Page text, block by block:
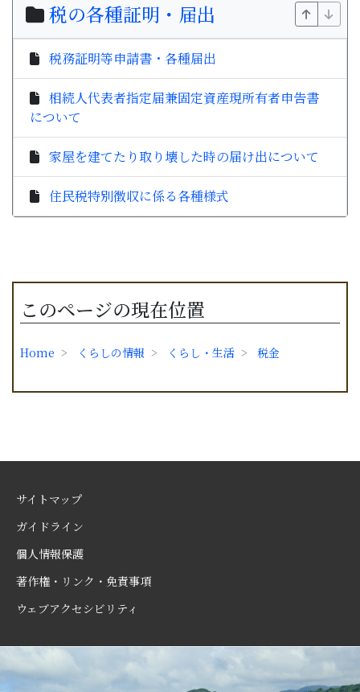
税の各種証明・届出
税務証明等申請書・各種届出
相続人代表者指定届兼固定資産現所有者申告書
について
家屋を建てたり取り壊した時の届け出について
住民税特別徴収に係る各種様式
このページの現在位置
Home くらしの情報 くらし・生活 税金
サイトマップ
ガイドライン
個人情報保護
著作権・リンク・免責事項
ウェブアクセシビリティ